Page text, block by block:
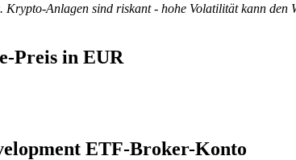
Anlagen sind riskant - hohe Volatilität kann den
Preis in EUR
ETF-Broker-Konto